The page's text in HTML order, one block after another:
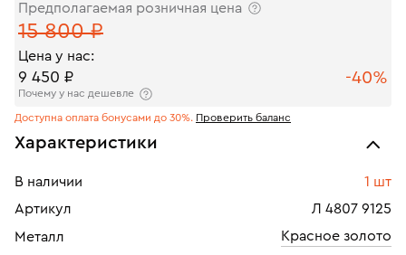
Предполагаемая розничная цена
15 800 ₽
Цена у нас:
9 450 ₽ -40%
Почему у нас дешевле
Доступна оплата бонусами до 30%. Проверить баланс
Характеристики
В наличии
1 шт
Артикул
Л 4807 9125
Металл
Красное золото